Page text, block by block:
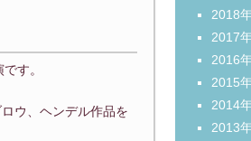
す。
ウ、ヘンデル作品を
2018
2017
2016
2015
2014
2013